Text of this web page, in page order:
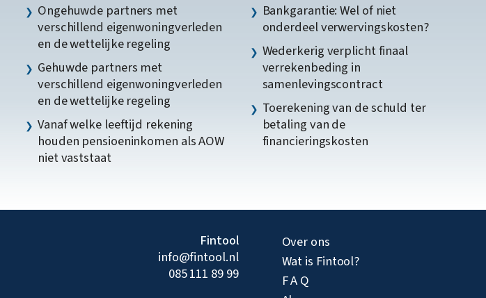
Ongehuwde partners met
verschillend eigenwoningverleden
en de wettelijke regeling
Gehuwde partners met
verschillend eigenwoningverleden
en de wettelijke regeling
Vanaf welke leeftijd rekening
houden pensioeninkomen als AOW
niet vaststaat
Bankgarantie: Wel of niet
onderdeel verwervingskosten?
Wederkerig verplicht finaal
verrekenbeding in
samenlevingscontract
Toerekening van de schuld ter
betaling van de
financieringskosten
Fintool
info@fintool.nl
085 111 89 99
Over ons
Wat is Fintool?
F A Q